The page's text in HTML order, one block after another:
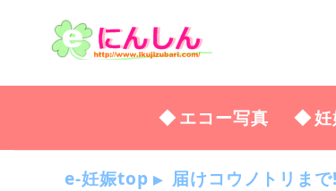
エコー写真
e-妊娠top 届けコウノトリまで!